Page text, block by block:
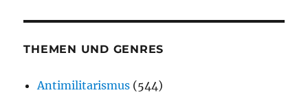
THEMEN UND GENRES
Antimilitarismus (544)